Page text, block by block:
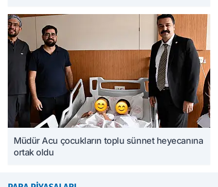
Müdür Acu çocukların toplu sünnet heyecanına
ortak oldu